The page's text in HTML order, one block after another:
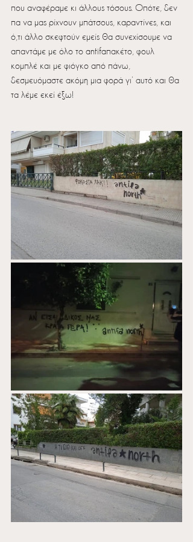
που αναφέραμε κι άλλους τόσους. Οπότε, δεν
πα να μας ρίχνουν μπάτσους, καραντίνες, και
ό,τι άλλο σκεφτούν εμείς θα συνεχίσουμε να
απαντάμε με όλο το antifaπακέτο, φουλ
κομπλέ και με φιόγκο από πάνω,
δεσμευόμαστε ακόμη μια φορά γι’ αυτό και θα
τα λέμε εκεί έξω!